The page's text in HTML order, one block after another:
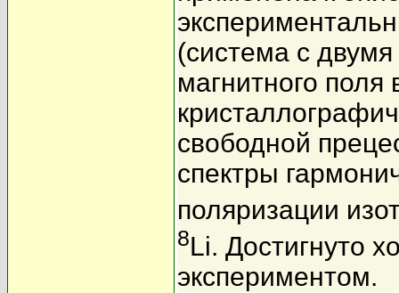
(система с
магнитного
свободной
спектры
поляризации
8Li. Достигнуто
экспериментом.